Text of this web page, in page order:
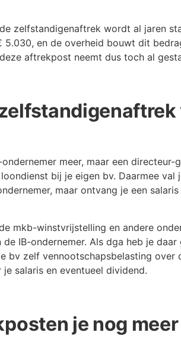
zelfstandigenaftrek wordt al jaren
en de overheid bouwt dit
aftrekpost neemt dus toch al
meer, maar een
bij je eigen bv. Daarmee val
maar ontvang je een
mkb-winstvrijstelling en andere
IB-ondernemer. Als dga heb je
bv zelf vennootschapsbelasting over
salaris en eventueel dividend.
je nog